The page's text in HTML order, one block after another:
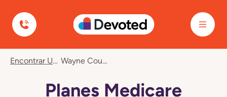
Devoted Health
Encontrar Un Plan Wayne County, KY
Planes Medicare